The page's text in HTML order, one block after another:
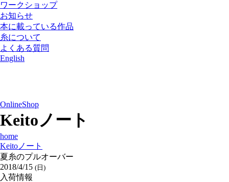
ワークショップ
お知らせ
本に載っている作品
糸について
よくある質問
English
OnlineShop
Keitoノート
home
Keitoノート
夏糸のプルオーバー
2018/4/15 (日)
入荷情報